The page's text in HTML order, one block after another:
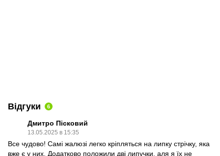
Відгуки 6
Дмитро Пісковий
13.05.2025 в 15:35
Все чудово! Самі жалюзі легко кріпляться на липку стрічку, яка
вже є у них. Додатково положили дві липучки, аля я їх не